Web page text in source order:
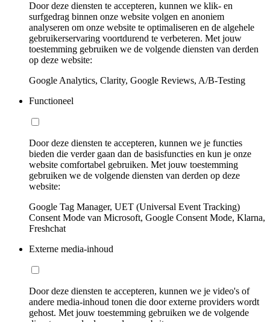
Door deze diensten te accepteren, kunnen we klik- en
surfgedrag binnen onze website volgen en anoniem
analyseren om onze website te optimaliseren en de algehele
gebruikerservaring voortdurend te verbeteren. Met jouw
toestemming gebruiken we de volgende diensten van derden
op deze website:
Google Analytics, Clarity, Google Reviews, A/B-Testing
Functioneel
Door deze diensten te accepteren, kunnen we je functies
bieden die verder gaan dan de basisfuncties en kun je onze
website comfortabel gebruiken. Met jouw toestemming
gebruiken we de volgende diensten van derden op deze
website:
Google Tag Manager, UET (Universal Event Tracking)
Consent Mode van Microsoft, Google Consent Mode, Klarna,
Freshchat
Externe media-inhoud
Door deze diensten te accepteren, kunnen we je video's of
andere media-inhoud tonen die door externe providers wordt
gehost. Met jouw toestemming gebruiken we de volgende